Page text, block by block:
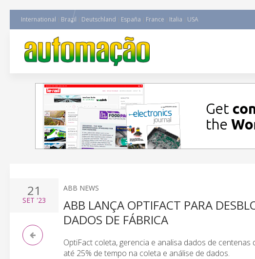
International Brazil Deutschland España France Italia USA
21
SET '23
ABB NEWS
ABB LANÇA OPTIFACT PARA
DADOS DE FÁBRICA
OptiFact coleta, gerencia e analisa dados de
até 25% de tempo na coleta e análise de dados.